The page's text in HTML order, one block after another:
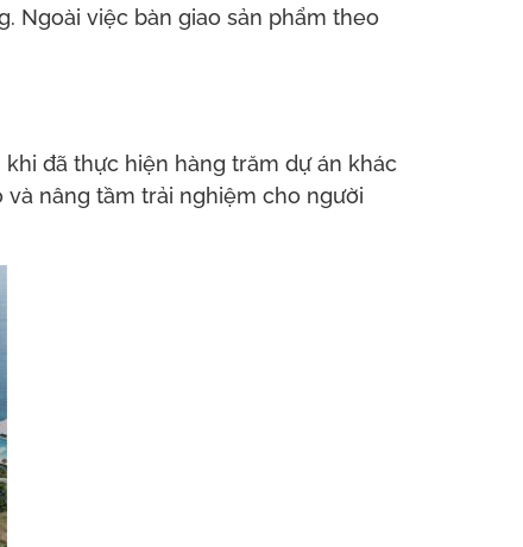
Ngoài việc bàn giao sản phẩm theo
đã thực hiện hàng trăm dự án khác
và nâng tầm trải nghiệm cho người